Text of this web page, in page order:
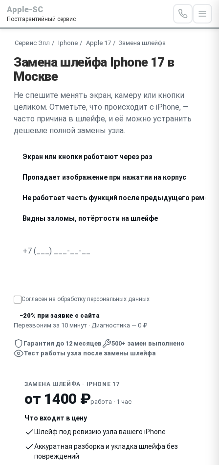
Apple-SC
Постгарантийный сервис
Сервис Эпл Iphone Apple 17 Замена шлейфа
Замена шлейфа Iphone 17 в
Москве
Не спешите менять экран, камеру или кнопки
целиком. Отметьте, что происходит с iPhone, —
часто причина в шлейфе, и её можно устранить
дешевле полной замены узла.
Экран или кнопки работают через раз
Пропадает изображение при нажатии на корпус
Не работает часть функций после предыдущего
Видны заломы, потёртости на шлейфе
Согласен на обработку персональных данных
−20% при заявке с сайта
Перезвоним за 10 минут · Диагностика — 0 ₽
Гарантия до 12 месяцев
500+ замен выполнено
Тест работы узла после замены шлейфа
ЗАМЕНА ШЛЕЙФА · IPHONE 17
от 1400 ₽работа · 1 час
Что входит в цену
Шлейф под ревизию узла вашего iPhone
Аккуратная разборка и укладка шлейфа без
повреждений